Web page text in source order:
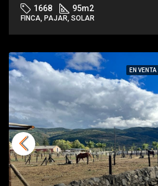
1668 95m2
FINCA, PAJAR, SOLAR
EN VENTA